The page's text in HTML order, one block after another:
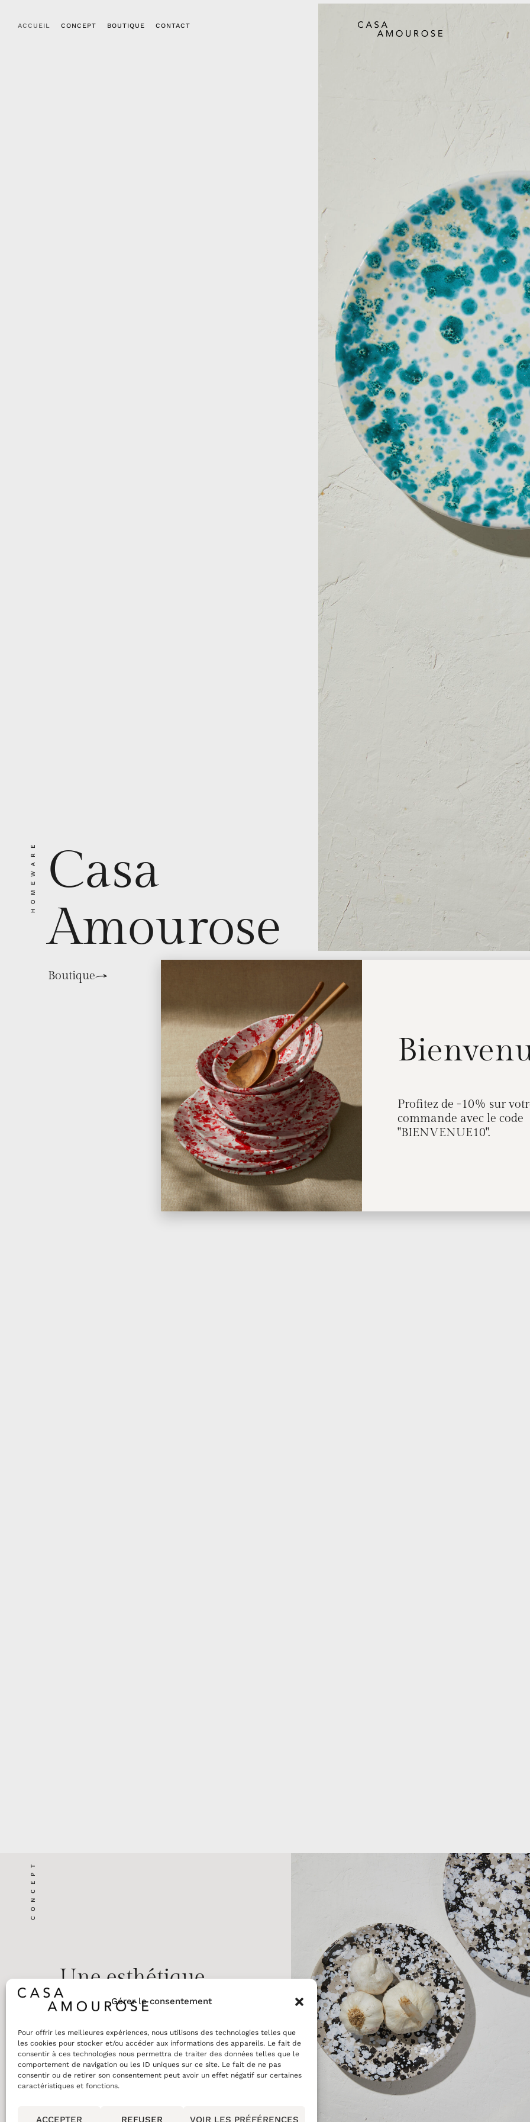
Gérer le consentement
Pour offrir les meilleures expériences, nous utilisons des technologies telles que
les cookies pour stocker et/ou accéder aux informations des appareils. Le fait de
consentir à ces technologies nous permettra de traiter des données telles que le
comportement de navigation ou les ID uniques sur ce site. Le fait de ne pas
consentir ou de retirer son consentement peut avoir un effet négatif sur certaines
caractéristiques et fonctions.
ACCEPTER REFUSER VOIR LES PRÉFÉRENCES
ACCUEIL CONCEPT BOUTIQUE CONTACT
HOMEWARE Casa
Amourose
Boutique
CONCEPT
Une esthétique
pensée pour le
quotidien
Inactive
Profitez de -10% sur
commande avec le code
"BIENVENUE10".